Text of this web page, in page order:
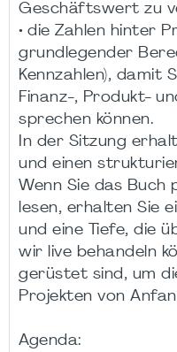
Geschäftswert zu
• die Zahlen hinter
grundlegender
Kennzahlen), damit
Finanz-, Produkt-
sprechen können.
In der Sitzung
und einen
Wenn Sie das Buch
lesen, erhalten Sie
und eine Tiefe, die
wir live behandeln
gerüstet sind, um
Projekten von
Agenda: